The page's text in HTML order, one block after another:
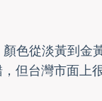
色從淡黃到金
但台灣市面上